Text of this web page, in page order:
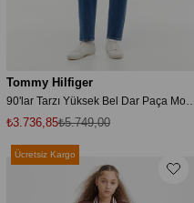
Tommy Hilfiger
₺3.736,85₺5.749,00
Ücretsiz Kargo